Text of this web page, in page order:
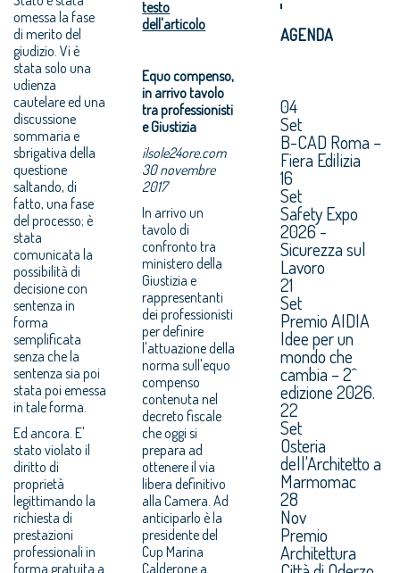
omessa la fase
di merito del
giudizio. Vi è
stata solo una
udienza
cautelare ed una
discussione
sommaria e
sbrigativa della
questione
saltando, di
fatto, una fase
del processo; è
stata
comunicata la
possibilità di
decisione con
sentenza in
forma
semplificata
senza che la
sentenza sia poi
stata poi emessa
in tale forma.
Ed ancora. E'
stato violato il
diritto di
proprietà
legittimando la
richiesta di
prestazioni
professionali in
forma gratuita a
testo
dell'articolo
Equo compenso,
in arrivo tavolo
tra professionisti
e Giustizia
ilsole24ore.com
30 novembre
2017
In arrivo un
tavolo di
confronto tra
ministero della
Giustizia e
rappresentanti
dei professionisti
per definire
l'attuazione della
norma sull'equo
compenso
contenuta nel
decreto fiscale
che oggi si
prepara ad
ottenere il via
libera definitivo
alla Camera. Ad
anticiparlo è la
presidente del
Cup Marina
Calderone a
AGENDA
04
Set
B-CAD Roma –
Fiera Edilizia
16
Set
Safety Expo
2026 -
Sicurezza sul
Lavoro
21
Set
Premio AIDIA
Idee per un
mondo che
cambia – 2^
edizione 2026.
22
Set
Osteria
dell'Architetto a
Marmomac
28
Nov
Premio
Architettura